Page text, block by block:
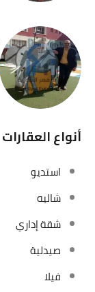
أنواع العقارات
استديو
شاليه
شقة إداري
صيدلية
فيلا